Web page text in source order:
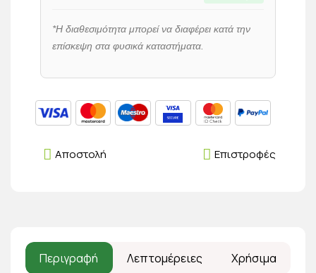
*Η διαθεσιμότητα μπορεί να διαφέρει κατά την
επίσκεψη στα φυσικά καταστήματα.
Επιστροφές
Αποστολή
Περιγραφή Λεπτομέρειες Χρήσιμα